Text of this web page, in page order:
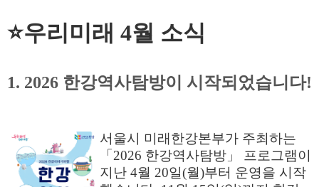
⭐우리미래 4월 소식
1. 2026 한강역사탐방이 시작되었습니다!
서울시 미래한강본부가 주최하는
「2026 한강역사탐방」 프로그램이
지난 4월 20일(월)부터 운영을 시작